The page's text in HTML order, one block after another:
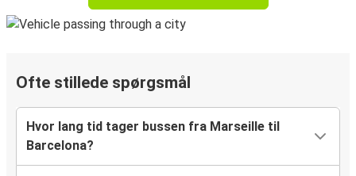
Ofte stillede spørgsmål
Hvor lang tid tager bussen fra Marseille til
Barcelona?